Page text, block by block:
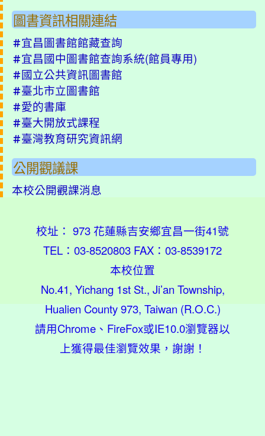
圖書資訊相關連結
＃宜昌圖書館館藏查詢
＃宜昌國中圖書館查詢系統(館員專用)
＃國立公共資訊圖書館
＃臺北市立圖書館
＃愛的書庫
＃臺大開放式課程
＃臺灣教育研究資訊網
公開觀議課
本校公開觀課消息
校址： 973 花蓮縣吉安鄉宜昌一街41號
TEL：03-8520803 FAX：03-8539172
本校位置
No.41, Yichang 1st St., Ji’an Township,
Hualien County 973, Taiwan (R.O.C.)
請用Chrome 、 FireFox或IE10.0瀏覽器以
上獲得最佳瀏覽效果，謝謝！